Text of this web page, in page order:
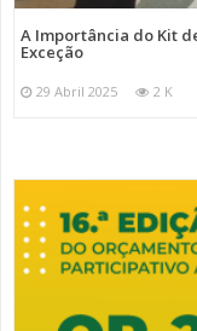
A Importância do Kit
Exceção
29 Abril 2025 2 K